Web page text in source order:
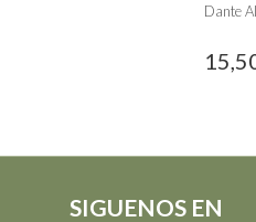
Dante
SIGUENOS EN